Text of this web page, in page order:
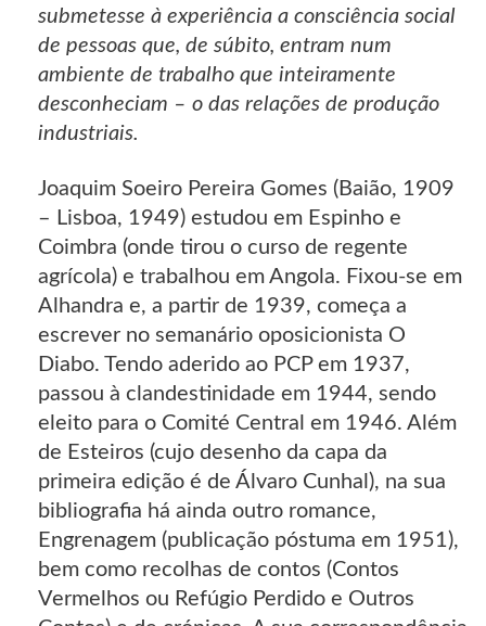
submetesse à experiência a consciência social
de pessoas que, de súbito, entram num
ambiente de trabalho que inteiramente
desconheciam – o das relações de produção
industriais.
Joaquim Soeiro Pereira Gomes (Baião, 1909
– Lisboa, 1949) estudou em Espinho e
Coimbra (onde tirou o curso de regente
agrícola) e trabalhou em Angola. Fixou-se em
Alhandra e, a partir de 1939, começa a
escrever no semanário oposicionista O
Diabo. Tendo aderido ao PCP em 1937,
passou à clandestinidade em 1944, sendo
eleito para o Comité Central em 1946. Além
de Esteiros (cujo desenho da capa da
primeira edição é de Álvaro Cunhal), na sua
bibliografia há ainda outro romance,
Engrenagem (publicação póstuma em 1951),
bem como recolhas de contos (Contos
Vermelhos ou Refúgio Perdido e Outros